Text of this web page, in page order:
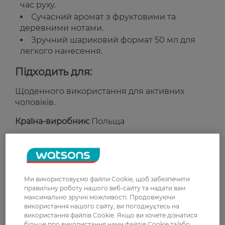
час руху.
Сучасний аромат з фруктовими та
деревними нотами.
Зручний шариковий формат 50 мл для
легкого нанесення.
Підходить для:
Щоденного використання для активних
чоловіків.
Країна-виробник: Польща
Рейтинг та відгуки
0
З 0 відгуків
0 відгуків
Ми використовуємо файли Cookie, щоб забезпечити
правильну роботу нашого веб-сайту та надати вам
максимально зручні можливості. Продовжуючи
використання нашого сайту, ви погоджуєтесь на
використання файлів Cookie. Якщо ви хочете дізнатися